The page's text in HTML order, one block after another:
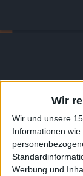
Wir
Wir und unsere
Informationen
Werbung und